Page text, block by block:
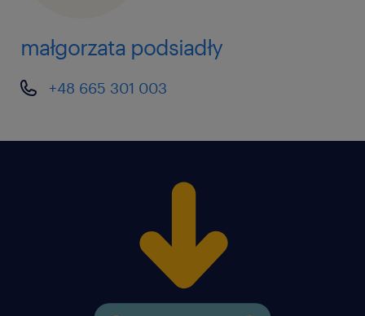
małgorzata podsiadły
+48 665 301 003